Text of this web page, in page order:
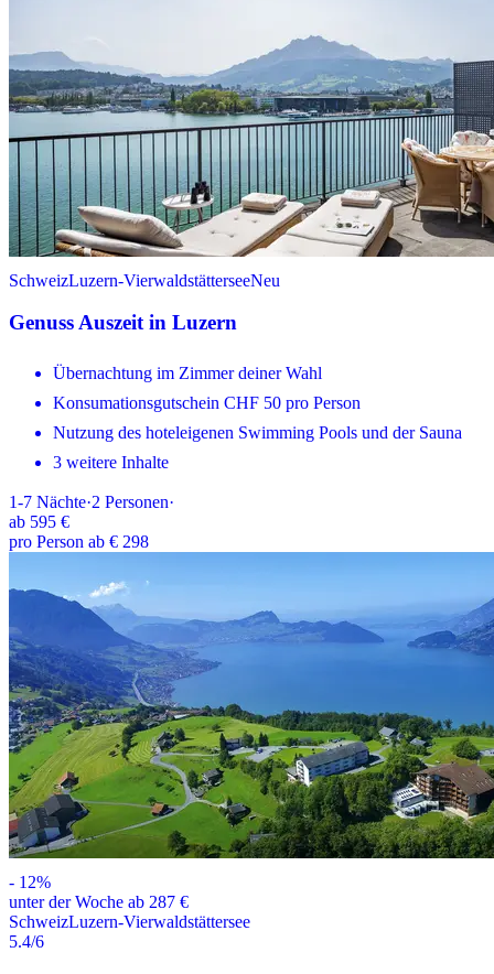
SchweizLuzern-VierwaldstätterseeNeu
Genuss Auszeit in Luzern
Übernachtung im Zimmer deiner Wahl
Konsumationsgutschein CHF 50 pro Person
Nutzung des hoteleigenen Swimming Pools und der Sauna
3 weitere Inhalte
1-7 Nächte·2 Personen·
ab 595 €
pro Person ab € 298
- 12%
unter der Woche ab 287 €
SchweizLuzern-Vierwaldstättersee
5.4/6